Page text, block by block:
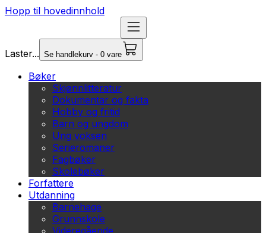
Hopp til hovedinnhold
Laster... Se handlekurv - 0 vare
Bøker
Skjønnlitteratur
Dokumentar og fakta
Hobby og fritid
Barn og ungdom
Ung voksen
Serieromaner
Fagbøker
Skolebøker
Forfattere
Utdanning
Barnehage
Grunnskole
Videregående